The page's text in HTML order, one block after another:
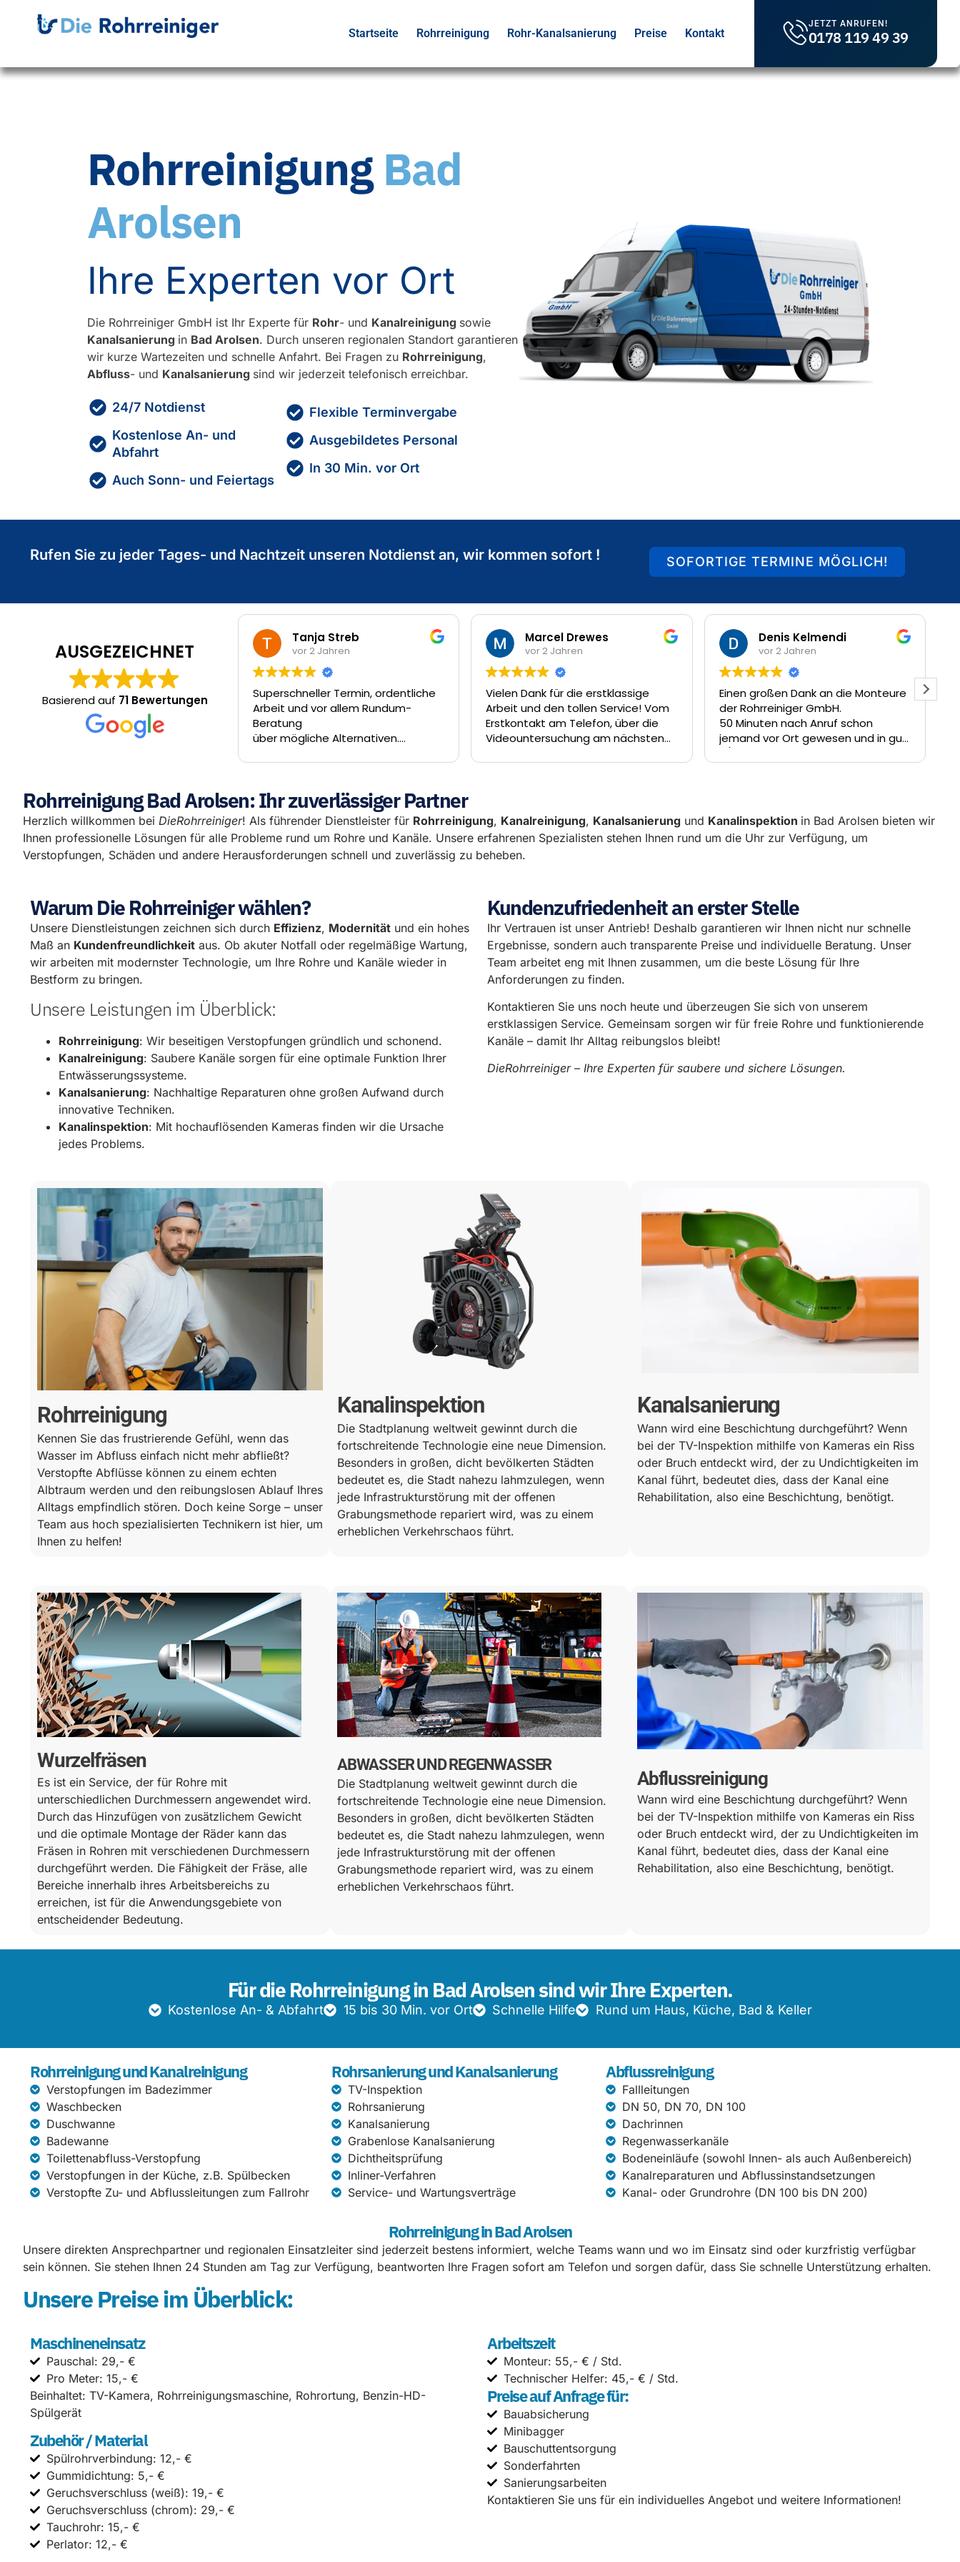
Startseite Rohrreinigung Rohr-Kanalsanierung Preise Kontakt
JETZT ANRUFEN!
0178 119 49 39
RohrreinigungBad
Arolsen
Ihre Experten vor Ort
Die Rohrreiniger GmbH ist Ihr Experte für Rohr- und Kanalreinigung sowie
Kanalsanierung in Bad Arolsen. Durch unseren regionalen Standort garantieren
wir kurze Wartezeiten und schnelle Anfahrt. Bei Fragen zu Rohrreinigung,
Abfluss- und Kanalsanierung sind wir jederzeit telefonisch erreichbar.
24/7 Notdienst
Kostenlose An- und
Abfahrt
Auch Sonn- und Feiertags
Flexible Terminvergabe
Ausgebildetes Personal
In 30 Min. vor Ort
Rufen Sie zu jeder Tages- und Nachtzeit unseren Notdienst an, wir kommen sofort ! SOFORTIGE TERMINE MÖGLICH!
AUSGEZEICHNET
Basierend auf 71 Bewertungen
Tanja Streb
vor 2 Jahren
Superschneller Termin, ordentliche
Arbeit und vor allem Rundum-
über mögliche Alternativen.
Entscheidung trifft der Kunde- die
Marcel Drewes
vor 2 Jahren
Vielen Dank für die erstklassige
Arbeit und den tollen Service! Vom
Erstkontakt am Telefon, über die
Videountersuchung am nächsten
Tag und die Sanierung unseres
besser laufen können. Das Team
um Firat, Ferat und Enrico hat eine
hervorragende Arbeit geleistet. Wir
können Die Rohrreiniger GmbH
wärmstens empfehlen.
Denis Kelmendi
vor 2 Jahren
Einen großen Dank an die Monteure
der Rohrreiniger GmbH.
50 Minuten nach Anruf schon
jemand vor Ort gewesen und in gut
3/4 Stunde wurde die Verstopfung
Sehr freundlich
sofort wieder
Dankeschön
Rohrreinigung Bad Arolsen: Ihr zuverlässiger Partner
Herzlich willkommen bei DieRohrreiniger! Als führender Dienstleister für Rohrreinigung, Kanalreinigung, Kanalsanierung und Kanalinspektion in Bad Arolsen bieten wir
Ihnen professionelle Lösungen für alle Probleme rund um Rohre und Kanäle. Unsere erfahrenen Spezialisten stehen Ihnen rund um die Uhr zur Verfügung, um
Verstopfungen, Schäden und andere Herausforderungen schnell und zuverlässig zu beheben.
Warum Die Rohrreiniger wählen?
Unsere Dienstleistungen zeichnen sich durch Effizienz, Modernität und ein hohes
Maß an Kundenfreundlichkeit aus. Ob akuter Notfall oder regelmäßige Wartung,
wir arbeiten mit modernster Technologie, um Ihre Rohre und Kanäle wieder in
Bestform zu bringen.
Unsere Leistungen im Überblick:
Rohrreinigung: Wir beseitigen Verstopfungen gründlich und schonend.
Kanalreinigung: Saubere Kanäle sorgen für eine optimale Funktion Ihrer
Entwässerungssysteme.
Kanalsanierung: Nachhaltige Reparaturen ohne großen Aufwand durch
innovative Techniken.
Kanalinspektion: Mit hochauflösenden Kameras finden wir die Ursache
jedes Problems.
Kundenzufriedenheit an erster Stelle
Ihr Vertrauen ist unser Antrieb! Deshalb garantieren wir Ihnen nicht nur schnelle
Ergebnisse, sondern auch transparente Preise und individuelle Beratung. Unser
Team arbeitet eng mit Ihnen zusammen, um die beste Lösung für Ihre
Anforderungen zu finden.
Kontaktieren Sie uns noch heute und überzeugen Sie sich von unserem
erstklassigen Service. Gemeinsam sorgen wir für freie Rohre und funktionierende
Kanäle – damit Ihr Alltag reibungslos bleibt!
DieRohrreiniger – Ihre Experten für saubere und sichere Lösungen.
Rohrreinigung
Kennen Sie das frustrierende Gefühl, wenn das
Wasser im Abfluss einfach nicht mehr abfließt?
Verstopfte Abflüsse können zu einem echten
Albtraum werden und den reibungslosen Ablauf Ihres
Alltags empfindlich stören. Doch keine Sorge – unser
Team aus hoch spezialisierten Technikern ist hier, um
Ihnen zu helfen!
Kanalinspektion
Die Stadtplanung weltweit gewinnt durch die
fortschreitende Technologie eine neue Dimension.
Besonders in großen, dicht bevölkerten Städten
bedeutet es, die Stadt nahezu lahmzulegen, wenn
jede Infrastrukturstörung mit der offenen
Grabungsmethode repariert wird, was zu einem
erheblichen Verkehrschaos führt.
Kanalsanierung
Wann wird eine Beschichtung durchgeführt? Wenn
bei der TV-Inspektion mithilfe von Kameras ein Riss
oder Bruch entdeckt wird, der zu Undichtigkeiten im
Kanal führt, bedeutet dies, dass der Kanal eine
Rehabilitation, also eine Beschichtung, benötigt.
Wurzelfräsen
Es ist ein Service, der für Rohre mit
unterschiedlichen Durchmessern angewendet wird.
Durch das Hinzufügen von zusätzlichem Gewicht
und die optimale Montage der Räder kann das
Fräsen in Rohren mit verschiedenen Durchmessern
durchgeführt werden. Die Fähigkeit der Fräse, alle
Bereiche innerhalb ihres Arbeitsbereichs zu
erreichen, ist für die Anwendungsgebiete von
entscheidender Bedeutung.
ABWASSER UND REGENWASSER
Die Stadtplanung weltweit gewinnt durch die
fortschreitende Technologie eine neue Dimension.
Besonders in großen, dicht bevölkerten Städten
bedeutet es, die Stadt nahezu lahmzulegen, wenn
jede Infrastrukturstörung mit der offenen
Grabungsmethode repariert wird, was zu einem
erheblichen Verkehrschaos führt.
Abflussreinigung
Wann wird eine Beschichtung durchgeführt? Wenn
bei der TV-Inspektion mithilfe von Kameras ein Riss
oder Bruch entdeckt wird, der zu Undichtigkeiten im
Kanal führt, bedeutet dies, dass der Kanal eine
Rehabilitation, also eine Beschichtung, benötigt.
Für die Rohrreinigung in Bad Arolsen sind wir Ihre Experten.
Kostenlose An- & Abfahrt 15 bis 30 Min. vor Ort Schnelle Hilfe Rund um Haus, Küche, Bad & Keller
Rohrreinigung und Kanalreinigung
Verstopfungen im Badezimmer
Waschbecken
Duschwanne
Badewanne
Toilettenabfluss-Verstopfung
Verstopfungen in der Küche, z.B. Spülbecken
Verstopfte Zu- und Abflussleitungen zum Fallrohr
Rohrsanierung und Kanalsanierung
TV-Inspektion
Rohrsanierung
Kanalsanierung
Grabenlose Kanalsanierung
Dichtheitsprüfung
Inliner-Verfahren
Service- und Wartungsverträge
Abflussreinigung
Fallleitungen
DN 50, DN 70, DN 100
Dachrinnen
Regenwasserkanäle
Bodeneinläufe (sowohl Innen- als auch Außenbereich)
Kanalreparaturen und Abflussinstandsetzungen
Kanal- oder Grundrohre (DN 100 bis DN 200)
Rohrreinigung in Bad Arolsen
Unsere direkten Ansprechpartner und regionalen Einsatzleiter sind jederzeit bestens informiert, welche Teams wann und wo im Einsatz sind oder kurzfristig verfügbar
sein können. Sie stehen Ihnen 24 Stunden am Tag zur Verfügung, beantworten Ihre Fragen sofort am Telefon und sorgen dafür, dass Sie schnelle Unterstützung erhalten.
Unsere Preise im Überblick:
Maschineneinsatz
Pauschal: 29,- €
Pro Meter: 15,- €
Beinhaltet: TV-Kamera, Rohrreinigungsmaschine, Rohrortung, Benzin-HD-
Spülgerät
Zubehör / Material
Spülrohrverbindung: 12,- €
Gummidichtung: 5,- €
Geruchsverschluss (weiß): 19,- €
Geruchsverschluss (chrom): 29,- €
Tauchrohr: 15,- €
Perlator: 12,- €
Arbeitszeit
Monteur: 55,- € / Std.
Technischer Helfer: 45,- € / Std.
Preise auf Anfrage für:
Bauabsicherung
Minibagger
Bauschuttentsorgung
Sonderfahrten
Sanierungsarbeiten
Kontaktieren Sie uns für ein individuelles Angebot und weitere Informationen!